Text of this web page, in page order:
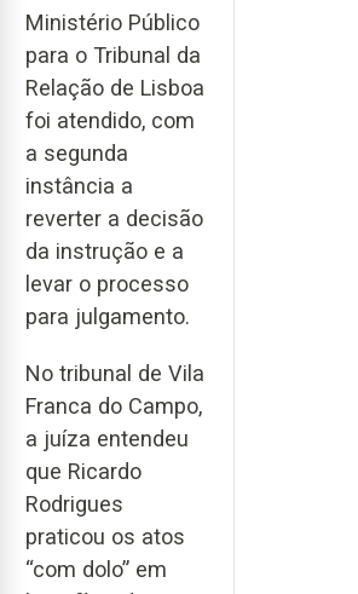
Ministério Público
para o Tribunal da
Relação de Lisboa
foi atendido, com
a segunda
instância a
reverter a decisão
da instrução e a
levar o processo
para julgamento.
No tribunal de Vila
Franca do Campo,
a juíza entendeu
que Ricardo
Rodrigues
praticou os atos
“com dolo” em